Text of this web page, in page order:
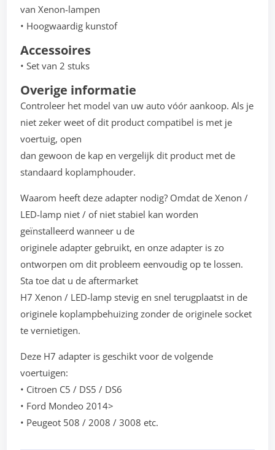
van Xenon-lampen
• Hoogwaardig kunstof
Accessoires
• Set van 2 stuks
Overige informatie
Controleer het model van uw auto vóór aankoop. Als je
niet zeker weet of dit product compatibel is met je
voertuig, open
dan gewoon de kap en vergelijk dit product met de
standaard koplamphouder.
Waarom heeft deze adapter nodig? Omdat de Xenon /
LED-lamp niet / of niet stabiel kan worden
geïnstalleerd wanneer u de
originele adapter gebruikt, en onze adapter is zo
ontworpen om dit probleem eenvoudig op te lossen.
Sta toe dat u de aftermarket
H7 Xenon / LED-lamp stevig en snel terugplaatst in de
originele koplampbehuizing zonder de originele socket
te vernietigen.
Deze H7 adapter is geschikt voor de volgende
voertuigen:
• Citroen C5 / DS5 / DS6
• Ford Mondeo 2014>
• Peugeot 508 / 2008 / 3008 etc.